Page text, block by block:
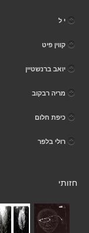
י ל
קווין פיט
יואב ברנשטיין
מריה רבקוב
כיפת חלום
רולי בלפר
חזותי